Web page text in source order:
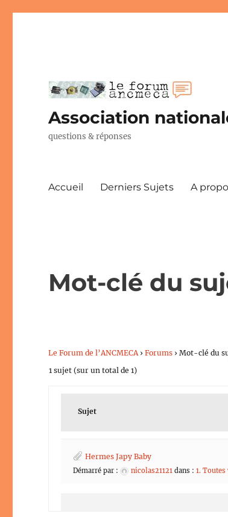
Association
questions & réponses
Accueil Derniers Sujets A
Mot-clé du
Le Forum de l’ANCMECA › Forums › Mot-clé du
1 sujet (sur un total de 1)
Sujet
Hermes Japy Baby
Démarré par : nicolas21121 dans :1.